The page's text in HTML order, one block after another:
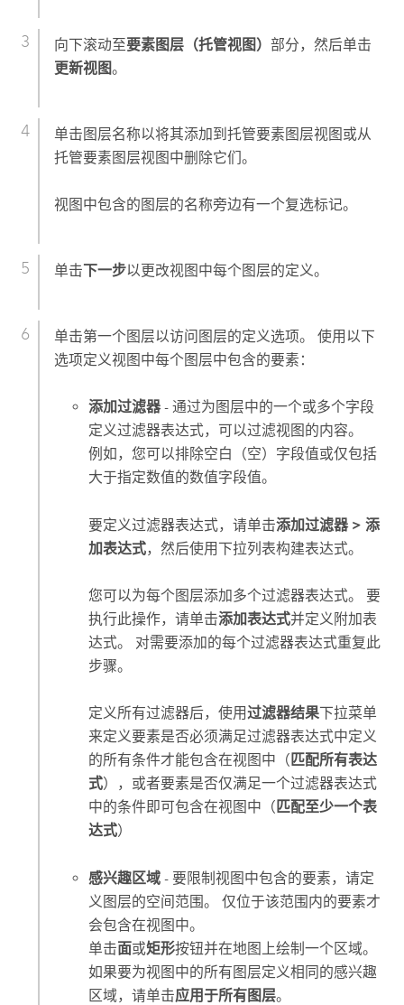
向下滚动至要素图层（托管视图） 部分，然后单击
更新视图。
单击图层名称以将其添加到托管要素图层视图或从
托管要素图层视图中删除它们。
视图中包含的图层的名称旁边有一个复选标记。
单击下一步以更改视图中每个图层的定义。
单击第一个图层以访问图层的定义选项。 使用以下
选项定义视图中每个图层中包含的要素：
添加过滤器- 通过为图层中的一个或多个字段
定义过滤器表达式，可以过滤视图的内容。
例如，您可以排除空白（空）字段值或仅包括
大于指定数值的数值字段值。
要定义过滤器表达式，请单击添加过滤器 > 添
加表达式，然后使用下拉列表构建表达式。
您可以为每个图层添加多个过滤器表达式。 要
执行此操作，请单击添加表达式并定义附加表
达式。 对需要添加的每个过滤器表达式重复此
步骤。
定义所有过滤器后，使用过滤器结果下拉菜单
来定义要素是否必须满足过滤器表达式中定义
的所有条件才能包含在视图中（ 匹配所有表达
式），或者要素是否仅满足一个过滤器表达式
中的条件即可包含在视图中（ 匹配至少一个表
达式）
感兴趣区域 - 要限制视图中包含的要素，请定
义图层的空间范围。 仅位于该范围内的要素才
会包含在视图中。
单击面或矩形按钮并在地图上绘制一个区域。
如果要为视图中的所有图层定义相同的感兴趣
区域，请单击应用于所有图层。